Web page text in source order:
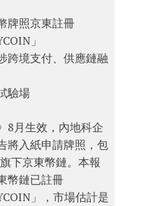
牌照京東註冊
」
跨境支付、供應鏈融
驗場
8月生效，內地科企
將入紙申請牌照，包
下京東幣鏈。本報
幣鏈已註冊
」，市場估計是